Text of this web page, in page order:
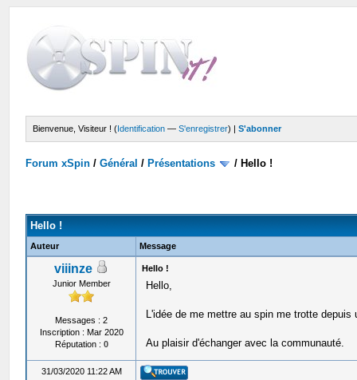
Bienvenue, Visiteur ! (Identification —S'enregistrer) |S'abonner
Forum xSpin /Général / Présentations / Hello !
Hello !
Auteur Message
viiinze
Junior Member
Messages : 2
Inscription : Mar 2020
Réputation : 0
Hello !
Hello,
L'idée de me mettre au spin me trotte
Au plaisir d'échanger avec la communauté.
31/03/2020 11:22 AM